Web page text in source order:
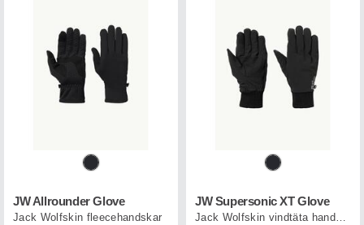
JW Allrounder Glove
Jack Wolfskin fleecehandskar
JW Supersonic XT Glove